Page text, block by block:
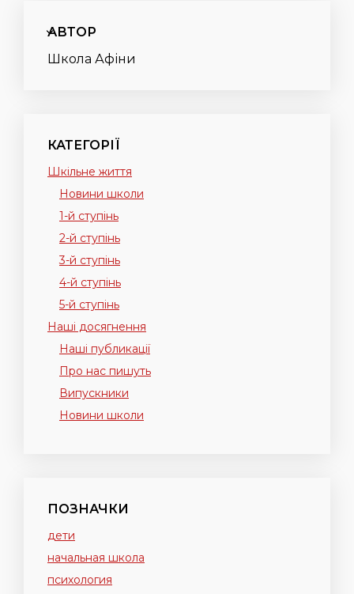
АВТОР
Школа Афіни
КАТЕГОРІЇ
Шкільне життя
Новини школи
1-й ступінь
2-й ступінь
3-й ступінь
4-й ступінь
5-й ступінь
Наші досягнення
Наші публикації
Про нас пишуть
Випускники
Новини школи
ПОЗНАЧКИ
дети
начальная школа
психология